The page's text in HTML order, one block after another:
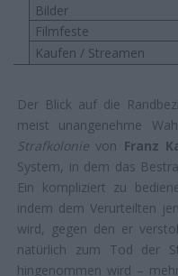
Bilder
Filmfeste
Kaufen / Streamen
Der Blick auf die
meist unangenehme
Strafkolonie von Franz
System, in dem das
Ein kompliziert zu
indem dem Verurteilten
wird, gegen den er
natürlich zum Tod der
hingenommen wird –